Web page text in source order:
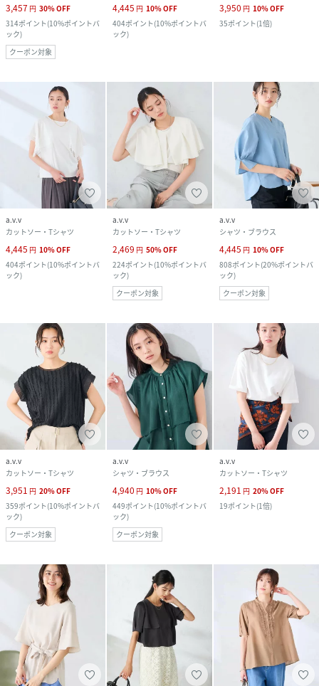
3,457 円 30%OFF
314ポイント(10%ポイントバ
ック)
クーポン対象
4,445 円 10%OFF
404ポイント(10%ポイントバ
ック)
3,950 円 10%OFF
35ポイント(1倍)
a.v.v
カットソー・Tシャツ
4,445 円 10%OFF
404ポイント(10%ポイントバ
ック)
a.v.v
カットソー・Tシャツ
2,469 円 50%OFF
224ポイント(10%ポイントバ
ック)
クーポン対象
a.v.v
シャツ・ブラウス
4,445 円 10%OFF
808ポイント(20%ポイントバ
ック)
クーポン対象
a.v.v
カットソー・Tシャツ
3,951 円 20%OFF
359ポイント(10%ポイントバ
ック)
クーポン対象
a.v.v
シャツ・ブラウス
4,940 円 10%OFF
449ポイント(10%ポイントバ
ック)
クーポン対象
a.v.v
カットソー・Tシャツ
2,191 円 20%OFF
19ポイント(1倍)